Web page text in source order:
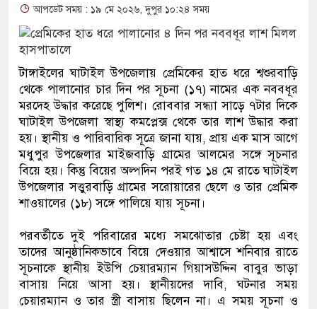
আপডেট সময় : ১৯ মে ২০২৬, দুপুর ১০:২৪ সময়
টাঙ্গাইলের ঘাটাইল উপজেলায় প্রেমিকের হাত ধরে শ্বশুরবাড়ি
থেকে পালানোর চার দিন পর সূচনা (১৭) নামের এক নববধূর
মরদেহ উদ্ধার করেছে পুলিশ। রোববার সন্ধ্যা সাড়ে ৭টার দিকে
ঘাটাইল উপজেলা স্বাস্থ্য কমপ্লেক্স থেকে তার লাশ উদ্ধার করা
হয়। স্থানীয় ও পারিবারিক সূত্রে জানা যায়, প্রায় এক মাস আগে
মধুপুর উপজেলার মাইজবাড়ি গ্রামের আলমের সঙ্গে সূচনার
বিয়ে হয়। কিন্তু বিয়ের অল্পদিন পরই গত ১৪ মে রাতে ঘাটাইল
উপজেলার সত্তুরবাড়ি গ্রামের সরোয়ারের ছেলে ও তার প্রেমিক
শাওয়ালের (১৮) সঙ্গে পালিয়ে যায় সূচনা।
পরবর্তীতে দুই পরিবারের মধ্যে সমঝোতার চেষ্টা হয় এবং
তাদের আনুষ্ঠানিকভাবে বিয়ে দেওয়ার আশ্বাসে শনিবার রাতে
সূচনাকে স্থানীয় ইউপি চেয়ারম্যান গিয়াসউদ্দিন বাবুর ভাড়া
বাসায় নিয়ে আসা হয়। স্থানীয়দের দাবি, ঘটনার সময়
চেয়ারম্যান ও তার স্ত্রী বাসায় ছিলেন না। এ সময় সূচনা ও